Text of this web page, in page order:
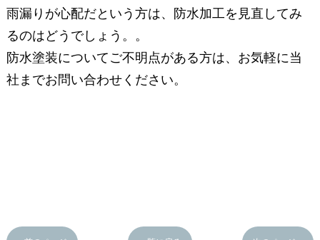
雨漏りが心配だという方は、防水加工を見直してみ
るのはどうでしょう。。
防水塗装についてご不明点がある方は、お気軽に当
社までお問い合わせください。